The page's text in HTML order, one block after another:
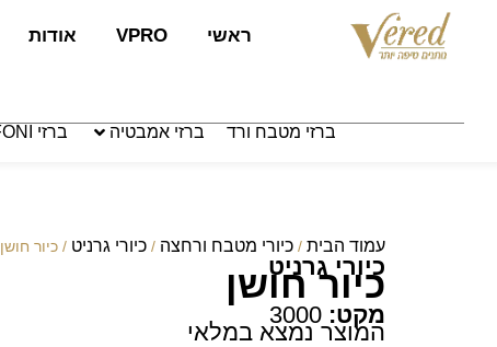
ראשי VPRO אודות
ברזי מטבח ורד ברזי אמבטיה ברזי PAFFONI איטליה
עמוד הבית / כיורי מטבח ורחצה / כיורי גרניט / כיור חושן
כיורי גרניט
כיור חושן
מקט:
המוצר נמצא במלאי